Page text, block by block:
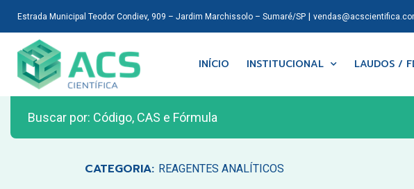
Estrada Municipal Teodor Condiev, 909 – Jardim Marchissolo – Sumaré/SP|
INÍCIO INSTITUCIONAL LAUDOS /
CATEGORIA: REAGENTES ANALÍTICOS